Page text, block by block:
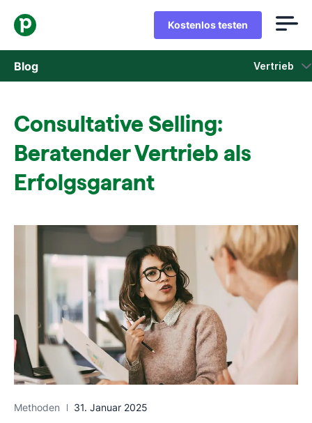
Kostenlos testen
Blog Vertrieb
Marketing
Produkt-Updates
Consultative Selling:
Beratender Vertrieb als
Erfolgsgarant
Methoden 31. Januar 2025